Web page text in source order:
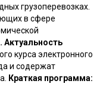
грузоперевозках.
в сфере
Актуальность
курса электронного
и содержат
Краткая программа: